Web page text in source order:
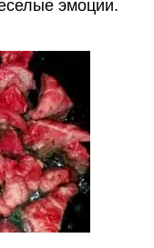
эмоции.